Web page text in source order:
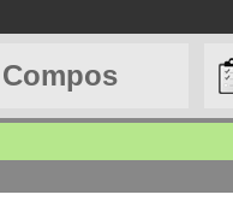
Compos